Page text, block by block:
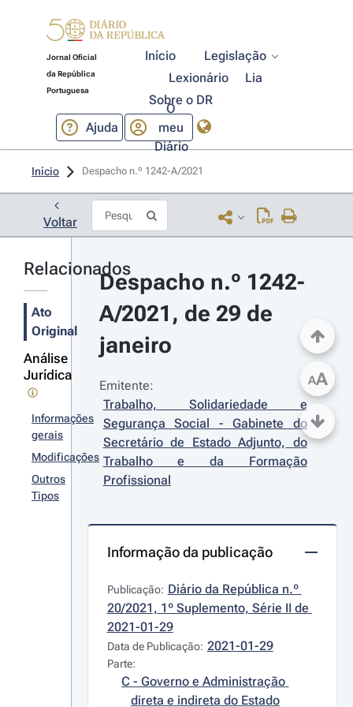
Jornal Oficial
da República
Portuguesa
Início
Legislação
Lexionário
Lia
Sobre o DR
Ajuda
O
meu
Diário
Início Despacho n.º 1242-A/2021
Voltar
Relacionados
Ato
Original
Análise
Jurídica
Informações
gerais
Modificações
Outros
Tipos
Despacho n.º 1242-
A/2021, de 29 de
janeiro
Emitente:
Trabalho, Solidariedade e
Segurança Social - Gabinete do
Secretário de Estado Adjunto, do
Trabalho e da Formação
Profissional
Informação da publicação
Publicação: Diário da República n.º
20/2021, 1º Suplemento, Série II de
2021-01-29
Data de Publicação: 2021-01-29
Parte:
C - Governo e Administração
direta e indireta do Estado
AA